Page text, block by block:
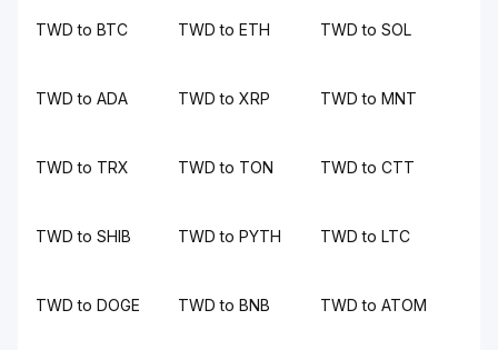
TWD to BTC TWD to ETH TWD to SOL
TWD to ADA TWD to XRP TWD to MNT
TWD to TRX TWD to TON TWD to CTT
TWD to SHIB TWD to PYTH TWD to LTC
TWD to DOGE TWD to BNB TWD to ATOM